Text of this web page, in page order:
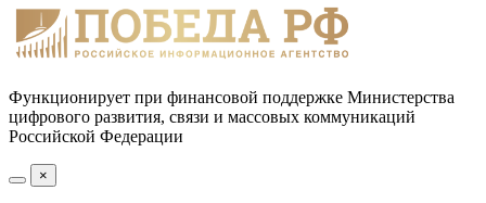
Функционирует при финансовой поддержке Министерства
цифрового развития, связи и массовых коммуникаций
Российской Федерации
×